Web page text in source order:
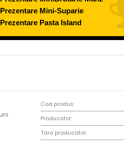
Prezentare Mini-Suparie
Prezentare Pasta Island
Cod produs:
Producator:
Tara producator: